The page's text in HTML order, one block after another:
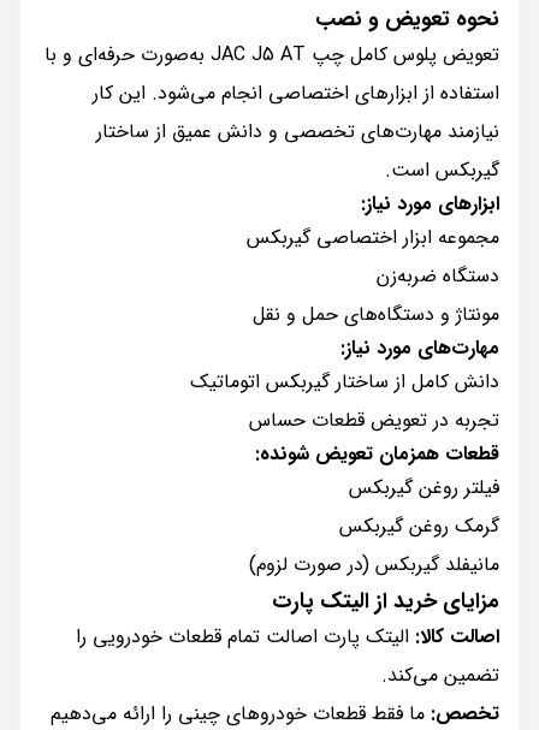
نحوه تعویض و نصب
تعویض پلوس کامل چپ JAC J5 AT به‌صورت حرفه‌ای و با
استفاده از ابزارهای اختصاصی انجام می‌شود. این کار
نیازمند مهارت‌های تخصصی و دانش عمیق از ساختار
گیربکس است.
ابزارهای مورد نیاز:
مجموعه ابزار اختصاصی گیربکس
دستگاه ضربه‌زن
مونتاژ و دستگاه‌های حمل و نقل
مهارت‌های مورد نیاز:
دانش کامل از ساختار گیربکس اتوماتیک
تجربه در تعویض قطعات حساس
قطعات همزمان تعویض شونده:
فیلتر روغن گیربکس
گرمک روغن گیربکس
مانیفلد گیربکس (در صورت لزوم)
مزایای خرید از الیتک پارت
اصالت کالا: الیتک پارت اصالت تمام قطعات خودرویی را
تضمین می‌کند.
تخصص: ما فقط قطعات خودروهای چینی را ارائه می‌دهیم